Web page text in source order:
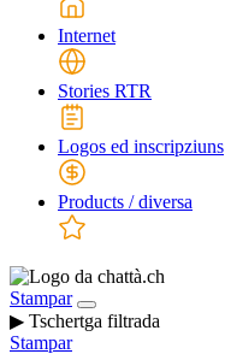
Internet
Stories RTR
Logos ed inscripziuns
Products / diversa
Stampar
▶ Tschertga filtrada
Stampar